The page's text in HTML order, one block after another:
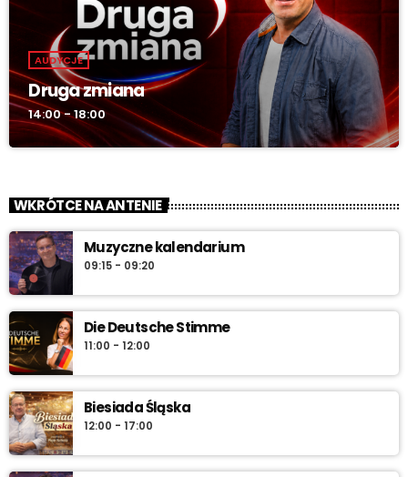
AUDYCJE
Druga zmiana
14:00 - 18:00
WKRÓTCE NA ANTENIE
Muzyczne kalendarium
09:15 - 09:20
Die Deutsche Stimme
11:00 - 12:00
Biesiada Śląska
12:00 - 17:00